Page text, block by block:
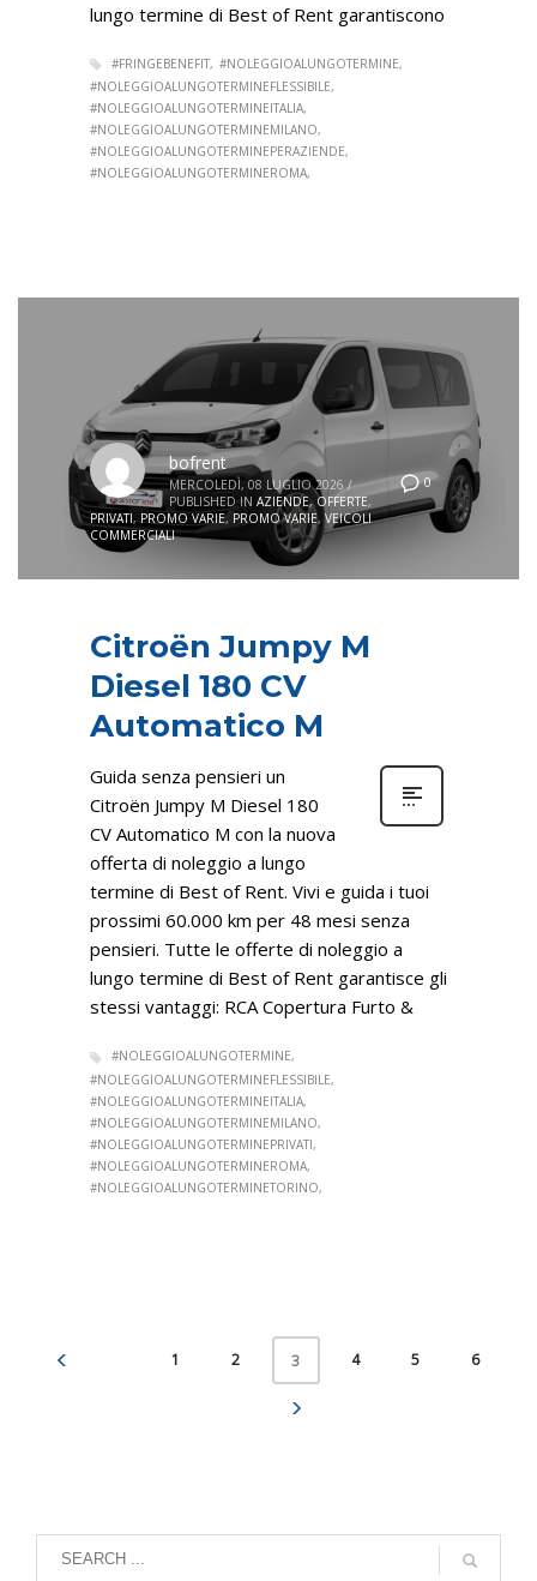
lungo termine di Best of Rent garantiscono
#FRINGEBENEFIT #NOLEGGIOALUNGOTERMINE
#NOLEGGIOALUNGOTERMINEFLESSIBILE
#NOLEGGIOALUNGOTERMINEITALIA
#NOLEGGIOALUNGOTERMINEMILANO
#NOLEGGIOALUNGOTERMINEPERAZIENDE
#NOLEGGIOALUNGOTERMINEROMA
0
bofrent
MERCOLEDÌ, 08 LUGLIO 2026 /
PUBLISHED IN AZIENDE,OFFERTE,
PRIVATI,PROMO VARIE, PROMO VARIE, VEICOLI
COMMERCIALI
Citroën Jumpy M
Diesel 180 CV
Automatico M
Guida senza pensieri un
Citroën Jumpy M Diesel 180
CV Automatico M con la nuova
offerta di noleggio a lungo
termine di Best of Rent. Vivi e guida i tuoi
prossimi 60.000 km per 48 mesi senza
pensieri. Tutte le offerte di noleggio a
lungo termine di Best of Rent garantisce gli
stessi vantaggi: RCA Copertura Furto &
#NOLEGGIOALUNGOTERMINE
#NOLEGGIOALUNGOTERMINEFLESSIBILE
#NOLEGGIOALUNGOTERMINEITALIA
#NOLEGGIOALUNGOTERMINEMILANO
#NOLEGGIOALUNGOTERMINEPRIVATI
#NOLEGGIOALUNGOTERMINEROMA
#NOLEGGIOALUNGOTERMINETORINO
1 2 3 4 5 6